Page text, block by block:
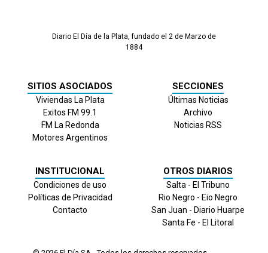
Diario El Día de la Plata, fundado el 2 de Marzo de
1884
SITIOS ASOCIADOS
Viviendas La Plata
Exitos FM 99.1
FM La Redonda
Motores Argentinos
SECCIONES
Últimas Noticias
Archivo
Noticias RSS
INSTITUCIONAL
Condiciones de uso
Políticas de Privacidad
Contacto
OTROS DIARIOS
Salta - El Tribuno
Rio Negro - Eio Negro
San Juan - Diario Huarpe
Santa Fe - El Litoral